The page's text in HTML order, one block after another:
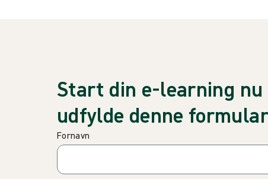
Start din e-learning nu
udfylde denne
Fornavn